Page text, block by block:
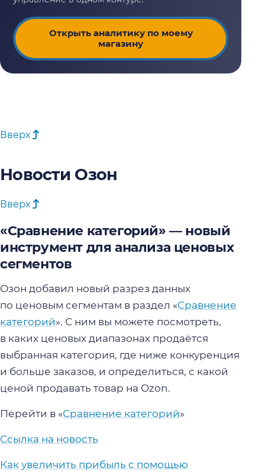
Открыть аналитику по моему
магазину
Вверх
Новости Озон
Вверх
«Сравнение категорий» — новый
инструмент для анализа ценовых
сегментов
Озон добавил новый разрез данных
по ценовым сегментам в раздел «Сравнение
категорий». С ним вы можете посмотреть,
в каких ценовых диапазонах продаётся
выбранная категория, где ниже конкуренция
и больше заказов, и определиться, с какой
ценой продавать товар на Ozon.
Перейти в «Сравнение категорий»
Ссылка на новость
Как увеличить прибыль с помощью